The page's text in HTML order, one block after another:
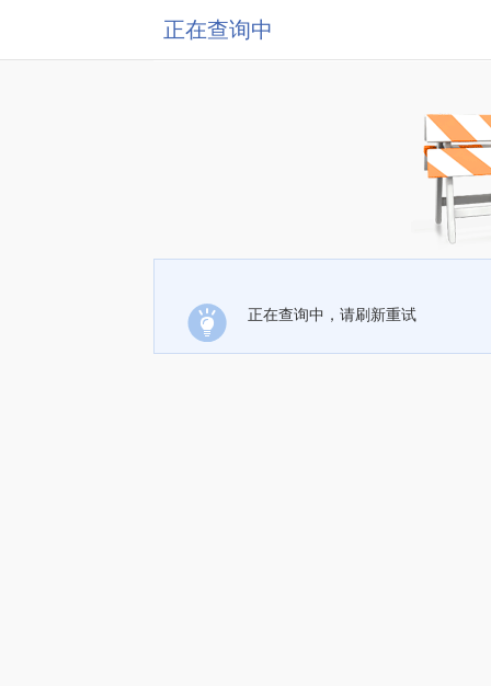
正在查询中
正在查询中，请刷新重试